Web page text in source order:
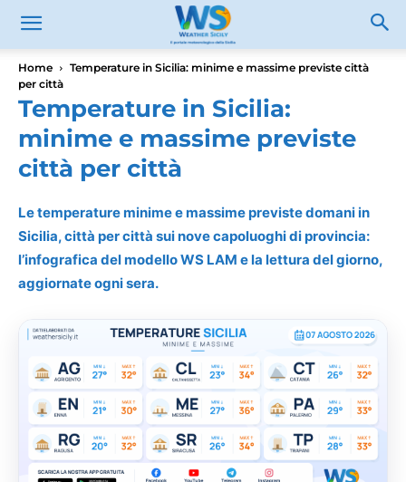
Home
Temperature in Sicilia: minime e massime previste città
per città
Temperature in Sicilia:
minime e massime previste
città per città
Le temperature minime e massime previste domani in
Sicilia, città per città sui nove capoluoghi di provincia:
l’infografica del modello WS LAM e la lettura del giorno,
aggiornate ogni sera.